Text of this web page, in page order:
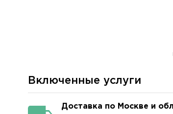
Включенные услуги
Доставка по Москве и